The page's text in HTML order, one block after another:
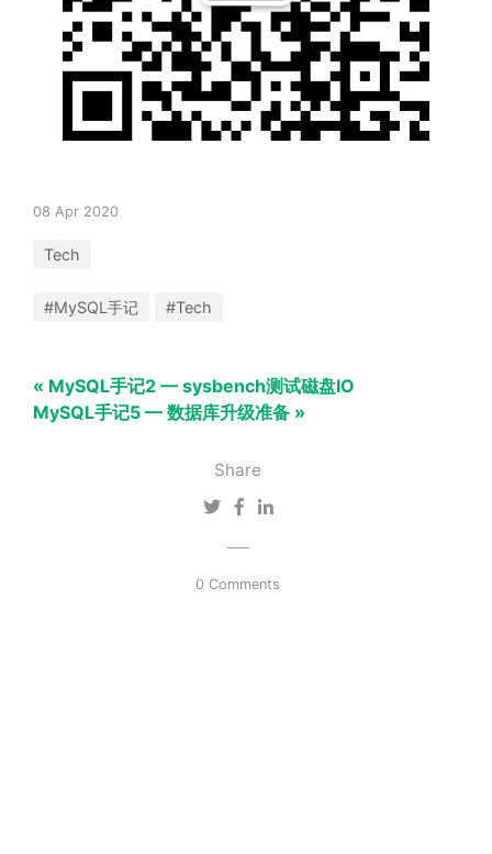
Share
0 Comments
08 Apr 2020
Tech
#MySQL手记 #Tech
« MySQL手记2 — sysbench测试磁盘IO
MySQL手记5 — 数据库升级准备 »